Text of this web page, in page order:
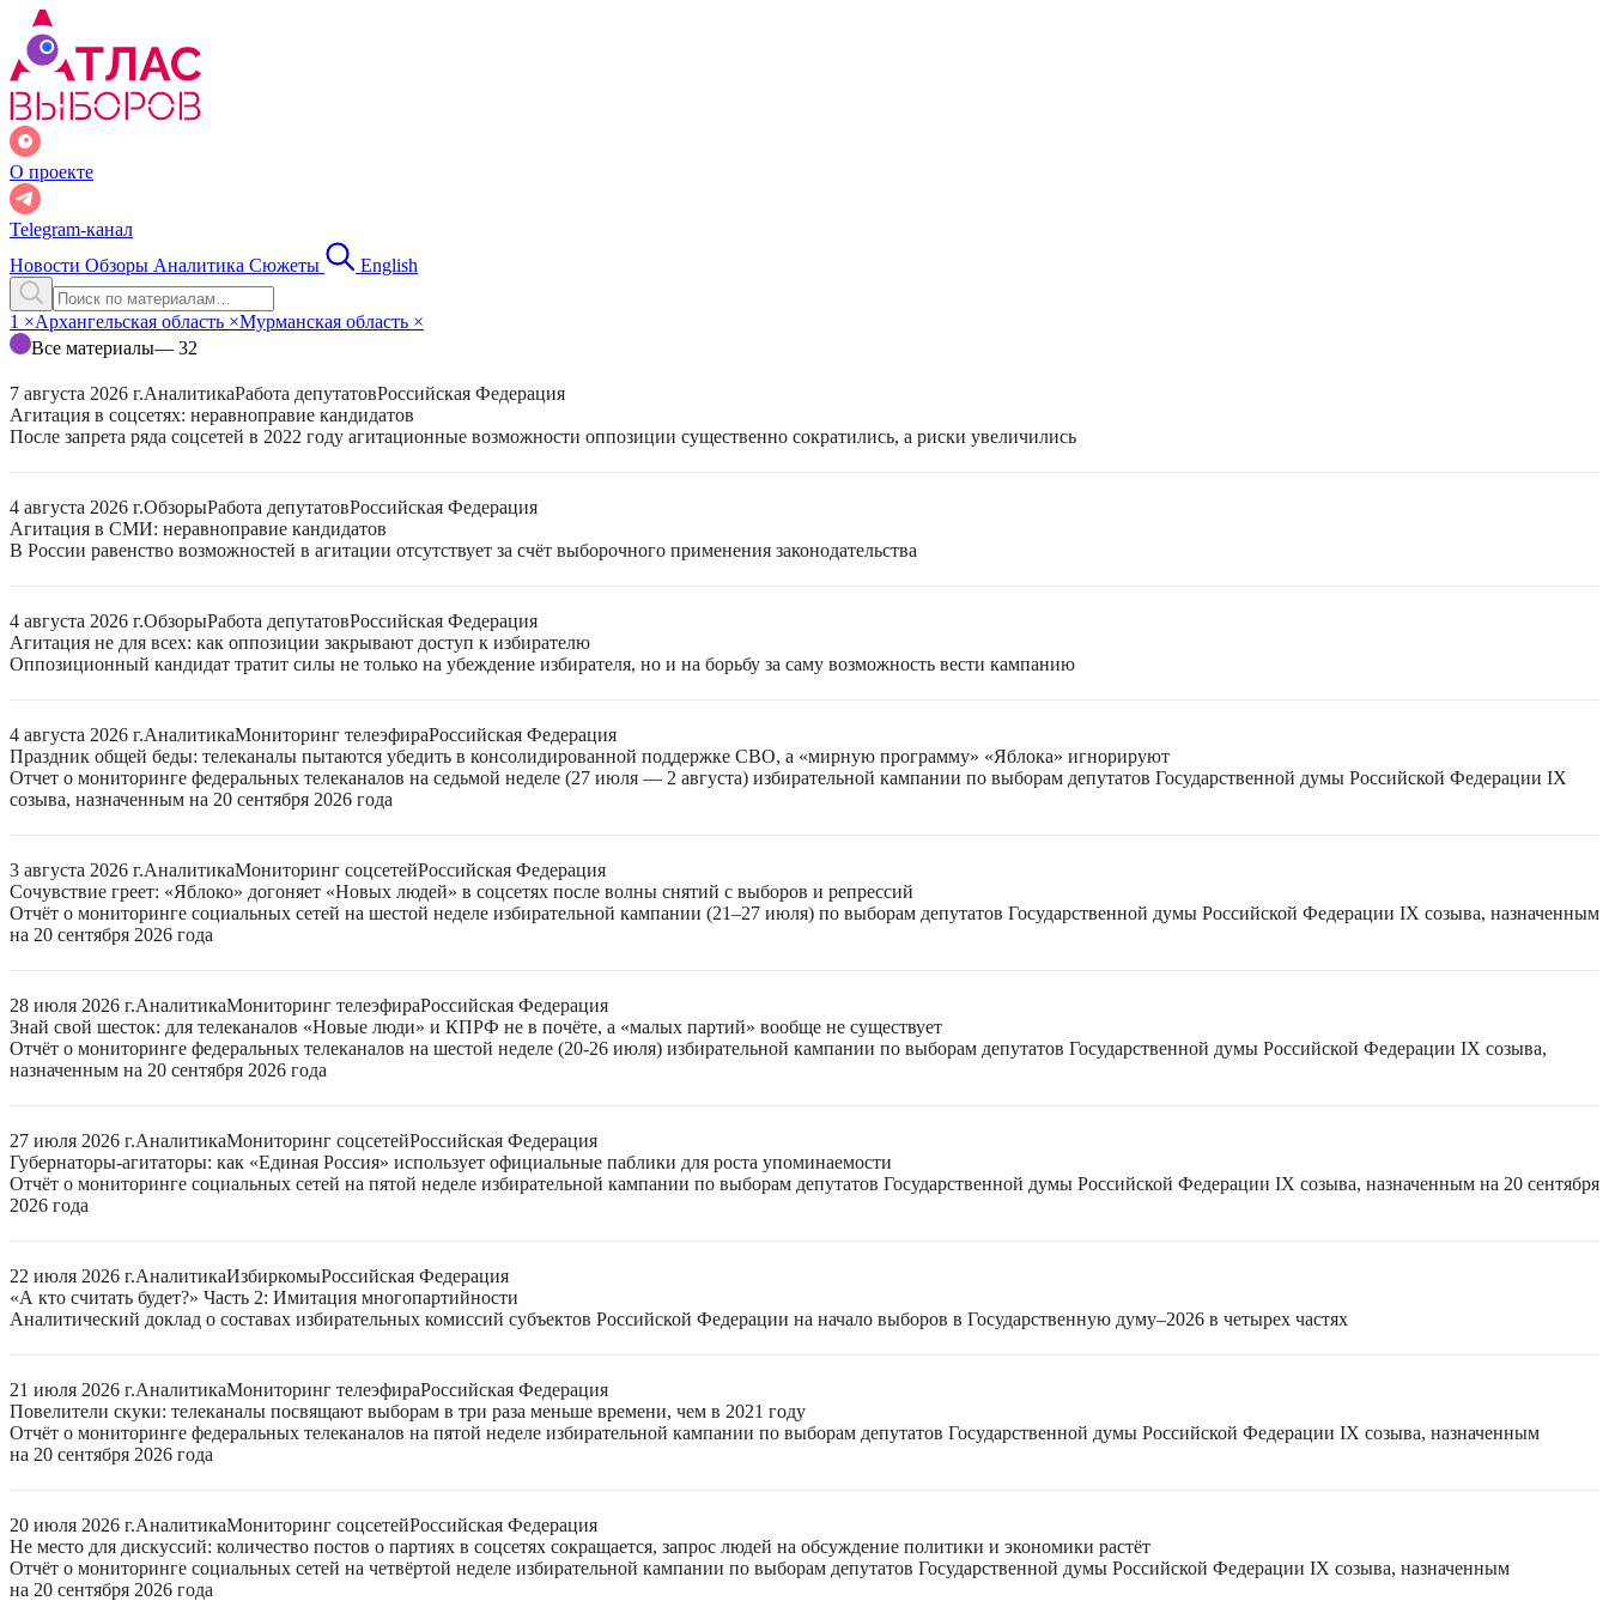
О проекте
Telegram-канал
Новости Обзоры Аналитика Сюжеты English
1 ×Архангельская область ×Мурманская область ×
Все материалы— 32
7 августа 2026 г.АналитикаРабота депутатовРоссийская Федерация
Агитация в соцсетях: неравноправие кандидатов
После запрета ряда соцсетей в 2022 году агитационные возможности оппозиции существенно сократились, а риски увеличились
4 августа 2026 г.ОбзорыРабота депутатовРоссийская Федерация
Агитация в СМИ: неравноправие кандидатов
В России равенство возможностей в агитации отсутствует за счёт выборочного применения законодательства
4 августа 2026 г.ОбзорыРабота депутатовРоссийская Федерация
Агитация не для всех: как оппозиции закрывают доступ к избирателю
Оппозиционный кандидат тратит силы не только на убеждение избирателя, но и на борьбу за саму возможность вести кампанию
4 августа 2026 г.АналитикаМониторинг телеэфираРоссийская Федерация
Праздник общей беды: телеканалы пытаются убедить в консолидированной поддержке СВО, а «мирную программу» «Яблока» игнорируют
Отчет о мониторинге федеральных телеканалов на седьмой неделе (27 июля — 2 августа) избирательной кампании по выборам депутатов Государственной думы Российской Федерации IX
созыва, назначенным на 20 сентября 2026 года
3 августа 2026 г.АналитикаМониторинг соцсетейРоссийская Федерация
Сочувствие греет: «Яблоко» догоняет «Новых людей» в соцсетях после волны снятий с выборов и репрессий
Отчёт о мониторинге социальных сетей на шестой неделе избирательной кампании (21–27 июля) по выборам депутатов Государственной думы Российской Федерации IX созыва, назначенным
на 20 сентября 2026 года
28 июля 2026 г.АналитикаМониторинг телеэфираРоссийская Федерация
Знай свой шесток: для телеканалов «Новые люди» и КПРФ не в почёте, а «малых партий» вообще не существует
Отчёт о мониторинге федеральных телеканалов на шестой неделе (20-26 июля) избирательной кампании по выборам депутатов Государственной думы Российской Федерации IX созыва,
назначенным на 20 сентября 2026 года
27 июля 2026 г.АналитикаМониторинг соцсетейРоссийская Федерация
Губернаторы-агитаторы: как «Единая Россия» использует официальные паблики для роста упоминаемости
Отчёт о мониторинге социальных сетей на пятой неделе избирательной кампании по выборам депутатов Государственной думы Российской Федерации IX созыва, назначенным на 20 сентября
2026 года
22 июля 2026 г.АналитикаИзбиркомыРоссийская Федерация
«А кто считать будет?» Часть 2: Имитация многопартийности
Аналитический доклад о составах избирательных комиссий субъектов Российской Федерации на начало выборов в Государственную думу–2026 в четырех частях
21 июля 2026 г.АналитикаМониторинг телеэфираРоссийская Федерация
Повелители скуки: телеканалы посвящают выборам в три раза меньше времени, чем в 2021 году
Отчёт о мониторинге федеральных телеканалов на пятой неделе избирательной кампании по выборам депутатов Государственной думы Российской Федерации IX созыва, назначенным
на 20 сентября 2026 года
20 июля 2026 г.АналитикаМониторинг соцсетейРоссийская Федерация
Не место для дискуссий: количество постов о партиях в соцсетях сокращается, запрос людей на обсуждение политики и экономики растёт
Отчёт о мониторинге социальных сетей на четвёртой неделе избирательной кампании по выборам депутатов Государственной думы Российской Федерации IX созыва, назначенным
на 20 сентября 2026 года